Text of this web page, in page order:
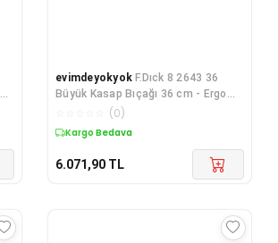
evimdeyokyok F.Dıck 8 2643 36
Büyük Kasap Bıçağı 36 cm - Ergo
Grip TdrTR(0)
Kargo Bedava
6.071,90 TL